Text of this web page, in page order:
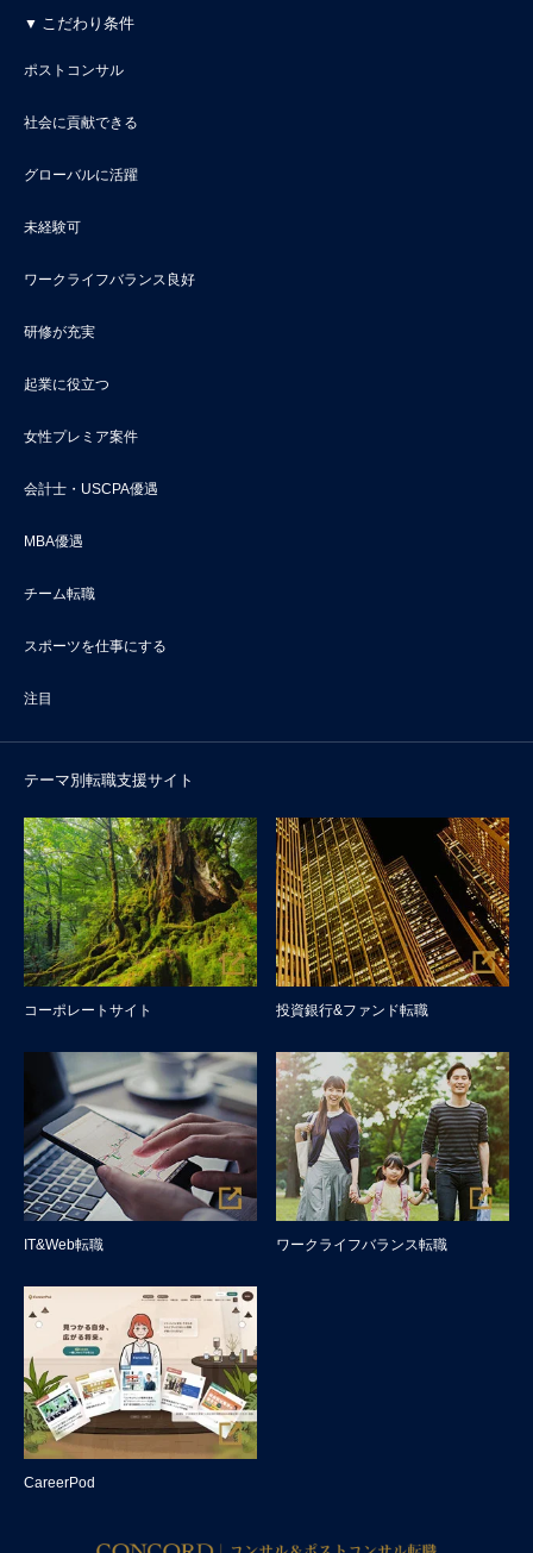
こだわり条件
ポストコンサル
社会に貢献できる
グローバルに活躍
未経験可
ワークライフバランス良好
研修が充実
起業に役立つ
女性プレミア案件
会計士・USCPA優遇
MBA優遇
チーム転職
スポーツを仕事にする
注目
テーマ別転職支援サイト
コーポレートサイト 投資銀行&ファンド転職
IT&Web転職 ワークライフバランス転職
CareerPod